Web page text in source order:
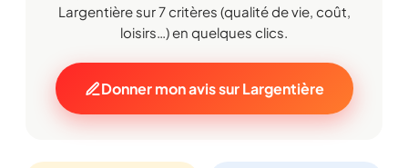
Largentière sur 7 critères (qualité de vie, coût,
loisirs…) en quelques clics.
Donner mon avis sur Largentière